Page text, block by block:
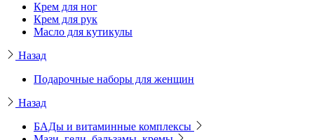
Крем для ног
Крем для рук
Масло для кутикулы
Назад
Подарочные наборы для женщин
Назад
БАДы и витаминные комплексы